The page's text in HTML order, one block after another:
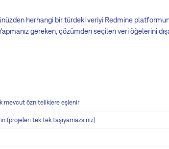
herhangi bir türdeki veriyi Redmine
gereken, çözümden seçilen veri öğelerini
mevcut özniteliklere eşlenir
(projeleri tek tek taşıyamazsınız)